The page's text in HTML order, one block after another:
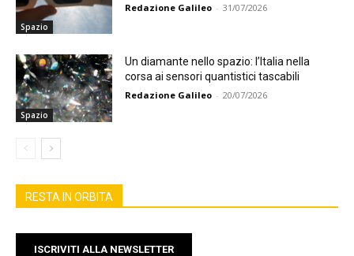
Spazio
Redazione Galileo - 31/07/2026
Spazio
Un diamante nello spazio: l’Italia nella
corsa ai sensori quantistici tascabili
Redazione Galileo - 20/07/2026
RESTA IN ORBITA
ISCRIVITI ALLA NEWSLETTER